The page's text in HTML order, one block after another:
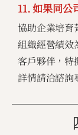
11. 如果同公
協助企業培育
組織經營績效
客戶夥伴，特
詳情請洽諮詢